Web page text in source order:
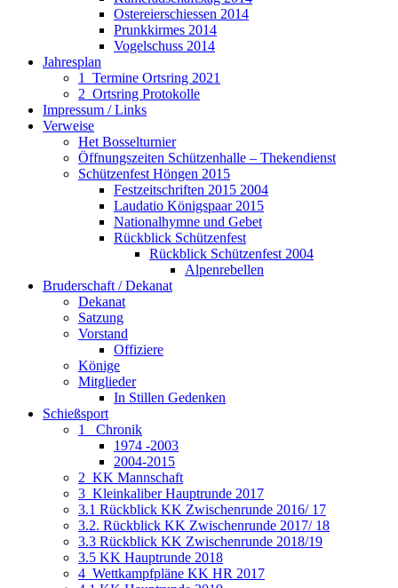
Ostereierschiessen 2014
Prunkkirmes 2014
Vogelschuss 2014
Jahresplan
1_Termine Ortsring 2021
2_Ortsring Protokolle
Impressum / Links
Verweise
Het Bosselturnier
Öffnungszeiten Schützenhalle – Thekendienst
Schützenfest Höngen 2015
Festzeitschriften 2015 2004
Laudatio Königspaar 2015
Nationalhymne und Gebet
Rückblick Schützenfest
Rückblick Schützenfest 2004
Alpenrebellen
Bruderschaft / Dekanat
Dekanat
Satzung
Vorstand
Offiziere
Könige
Mitglieder
In Stillen Gedenken
Schießsport
1_ Chronik
1974 -2003
2004-2015
2_KK Mannschaft
3_Kleinkaliber Hauptrunde 2017
3.1 Rückblick KK Zwischenrunde 2016/ 17
3.2. Rückblick KK Zwischenrunde 2017/ 18
3.3 Rückblick KK Zwischenrunde 2018/19
3.5 KK Hauptrunde 2018
4_Wettkampfpläne KK HR 2017